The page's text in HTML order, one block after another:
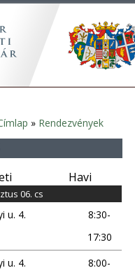
» Rendezvények
Havi
06. cs
u. 4.
8:30-
17:30
u. 4.
8:00-